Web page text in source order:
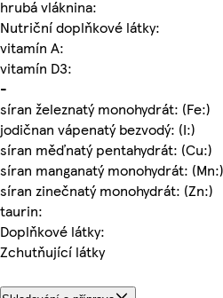
hrubá vláknina:
Nutriční doplňkové látky:
vitamín A:
vitamín D3:
-
síran železnatý monohydrát: (Fe:)
jodičnan vápenatý bezvodý: (I:)
síran měďnatý pentahydrát: (Cu:)
síran manganatý monohydrát: (Mn:)
síran zinečnatý monohydrát: (Zn:)
taurin:
Doplňkové látky:
Zchutňující látky